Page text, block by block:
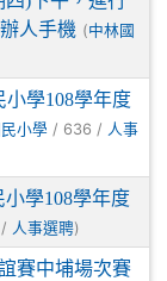
人手機 (中林國
學108學年度
小學 / 636 / 人事
學108學年度
人事選聘)
賽中埔場次賽